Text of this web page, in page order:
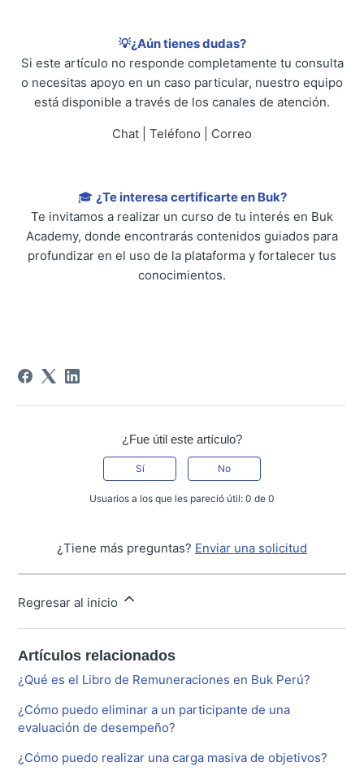
💡¿Aún tienes dudas?
Si este artículo no responde completamente tu consulta
o necesitas apoyo en un caso particular, nuestro equipo
está disponible a través de los canales de atención.
Chat | Teléfono | Correo
🎓 ¿Te interesa certificarte en Buk?
Te invitamos a realizar un curso de tu interés en Buk
Academy, donde encontrarás contenidos guiados para
profundizar en el uso de la plataforma y fortalecer tus
conocimientos.
¿Fue útil este artículo?
Sí No
Usuarios a los que les pareció útil: 0 de 0
¿Tiene más preguntas? Enviar una solicitud
Regresar al inicio
Artículos relacionados
¿Qué es el Libro de Remuneraciones en Buk Perú?
¿Cómo puedo eliminar a un participante de una
evaluación de desempeño?
¿Cómo puedo realizar una carga masiva de objetivos?